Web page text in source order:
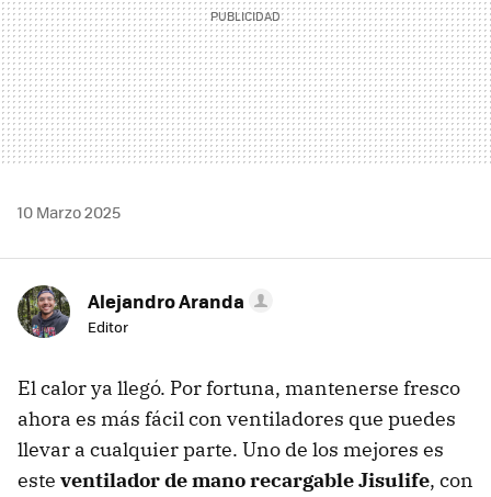
10 Marzo 2025
Alejandro Aranda
Editor
El calor ya llegó. Por fortuna, mantenerse fresco
ahora es más fácil con ventiladores que puedes
llevar a cualquier parte. Uno de los mejores es
este ventilador de mano recargable Jisulife, con